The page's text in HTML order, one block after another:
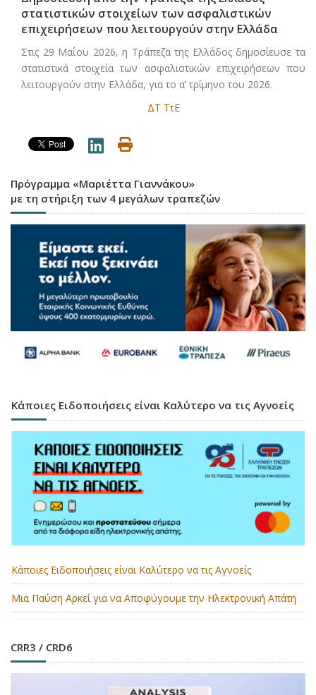
στατιστικών στοιχείων των ασφαλιστικών
επιχειρήσεων που λειτουργούν στην Ελλάδα
Στις 29 Μαΐου 2026, η Τράπεζα της Ελλάδος δημοσίευσε τα
στατιστικά στοιχεία των ασφαλιστικών επιχειρήσεων που
λειτουργούν στην Ελλάδα, για το α’ τρίμηνο του 2026.
ΔΤ ΤτΕ
Πρόγραμμα «Μαριέττα Γιαννάκου»
με τη στήριξη των 4 μεγάλων τραπεζών
Κάποιες Ειδοποιήσεις είναι Καλύτερο να τις Αγνοείς
Κάποιες Ειδοποιήσεις είναι Καλύτερο να τις Αγνοείς
Μια Παύση Αρκεί για να Αποφύγουμε την Ηλεκτρονική Απάτη
CRR3 / CRD6